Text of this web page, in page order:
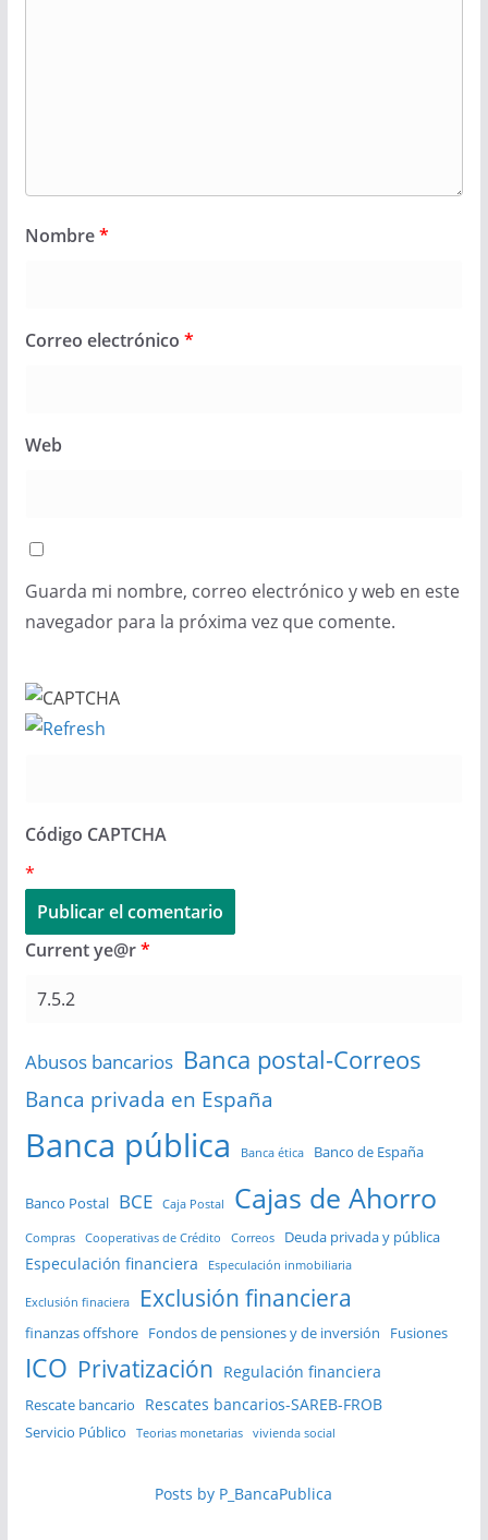
Nombre*
Correo electrónico *
Web
Guarda mi nombre, correo electrónico y web en este
navegador para la próxima vez que comente.
Código CAPTCHA
*
Current ye@r*
Abusos bancarios Banca postal-Correos
Banca privada en España
Banca pública Banca ética Banco de España
Banco Postal BCE Caja Postal Cajas de Ahorro
Compras Cooperativas de Crédito Correos Deuda privada y pública
Especulación financiera Especulación inmobiliaria
Exclusión finaciera Exclusión financiera
finanzas offshore Fondos de pensiones y de inversión Fusiones
ICO Privatización Regulación financiera
Rescate bancario Rescates bancarios-SAREB-FROB
Servicio Público Teorias monetarias vivienda social
Posts by P_BancaPublica